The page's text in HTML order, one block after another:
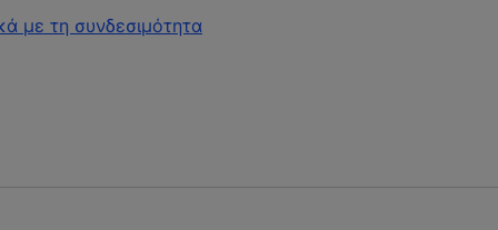
με τη συνδεσιμότητα